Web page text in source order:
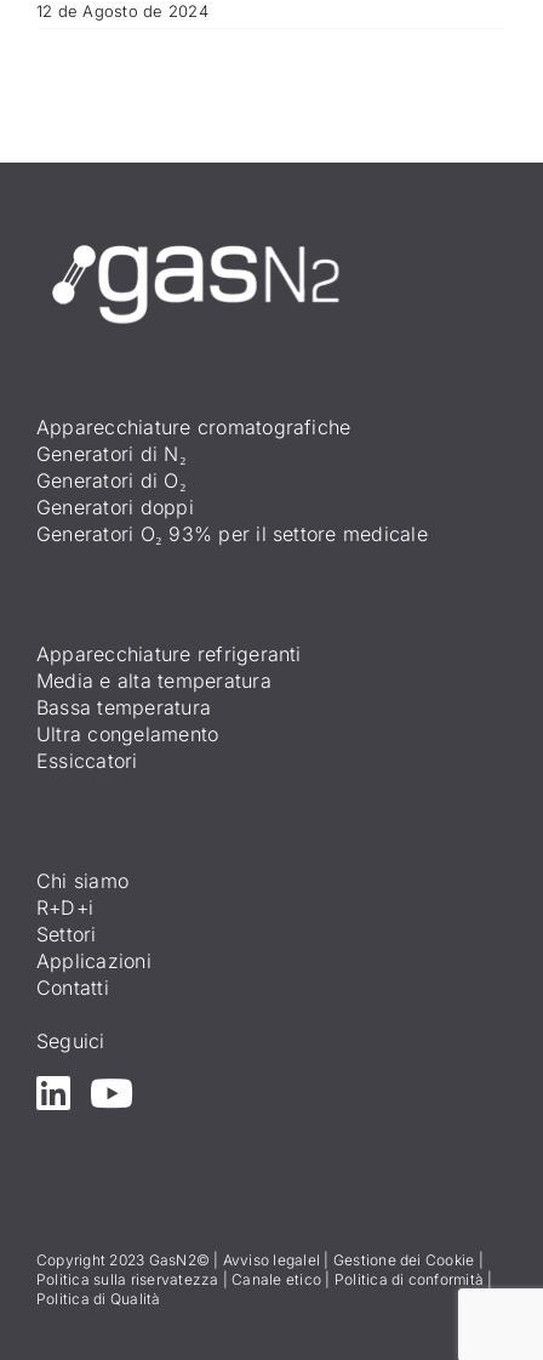
12 de Agosto de 2024
Apparecchiature cromatografiche
Generatori di N₂
Generatori di O₂
Generatori doppi
Generatori O₂ 93% per il settore medicale
Apparecchiature refrigeranti
Media e alta temperatura
Bassa temperatura
Ultra congelamento
Essiccatori
Chi siamo
R+D+i
Settori
Applicazioni
Contatti
Seguici
Copyright 2023 GasN2© | Avviso legalel Gestione dei Cookie
Politica sulla riservatezza |Canale etico Politica di conformità
Politica di Qualità